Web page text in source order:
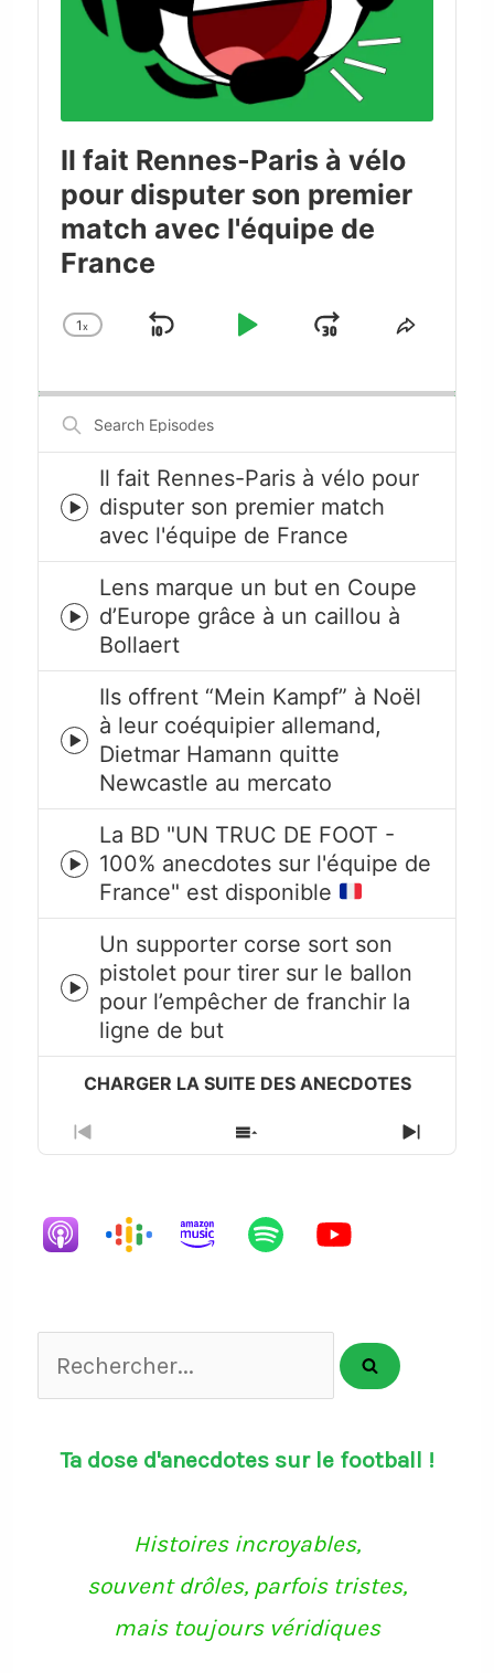
Il fait Rennes-Paris à vélo
pour disputer son premier
match avec l'équipe de
France
Change
1x
Skip
Play
JumpShare
Search
Episodes
Episode
play
icon
Il fait Rennes-Paris à vélo pour
disputer son premier match
avec l'équipe de France
Episode
play
icon
Lens marque un but en Coupe
d’Europe grâce à un caillou à
Bollaert
Episode
play
icon
Ils offrent “Mein Kampf” à Noël
à leur coéquipier allemand,
Dietmar Hamann quitte
Newcastle au mercato
Episode
play
icon
La BD "UN TRUC DE FOOT -
100% anecdotes sur l'équipe de
France" est disponible
Episode
play
icon
Un supporter corse sort son
pistolet pour tirer sur le ballon
pour l’empêcher de franchir la
ligne de but
Previous
Episode
Show
Episodes
Next
Episode
Rechercher...
Ta dose d'anecdotes sur le football !
Histoires incroyables,
souvent drôles, parfois tristes,
mais toujours véridiques